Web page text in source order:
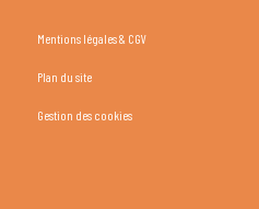
Mentions légales & CGV
Plan du site
Gestion des cookies